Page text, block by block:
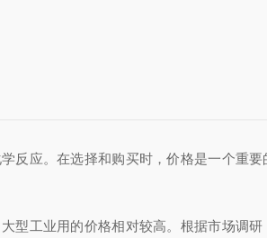
反应。在选择和购买时，价格是一个重
工业用的价格相对较高。根据市场调